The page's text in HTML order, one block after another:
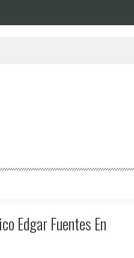
Edgar Fuentes En